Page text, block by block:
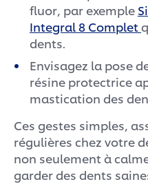
fluor, par exemple
Integral 8 Complet
dents.
Envisagez la pose
résine protectrice
mastication des
Ces gestes simples,
régulières chez votre
non seulement à
garder des dents